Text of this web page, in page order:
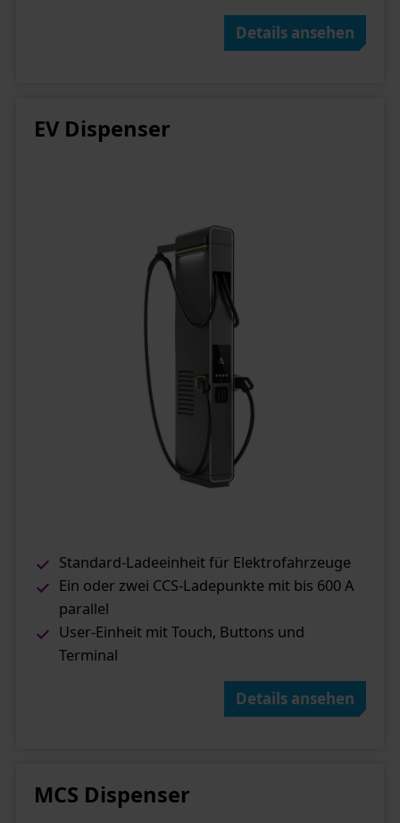
Details ansehen
EV Dispenser
Standard-Ladeeinheit für Elektrofahrzeuge
Ein oder zwei CCS-Ladepunkte mit bis 600 A
parallel
User-Einheit mit Touch, Buttons und
Terminal
Details ansehen
MCS Dispenser